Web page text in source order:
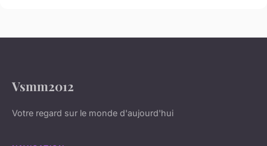
Vsmm2012
Votre regard sur le monde d'aujourd'hui